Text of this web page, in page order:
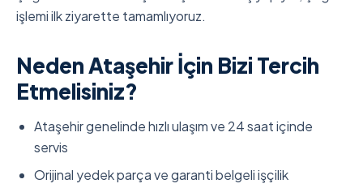
işlemi ilk ziyarette tamamlıyoruz.
Neden Ataşehir İçin Bizi Tercih
Etmelisiniz?
Ataşehir genelinde hızlı ulaşım ve 24 saat içinde
servis
Orijinal yedek parça ve garanti belgeli işçilik